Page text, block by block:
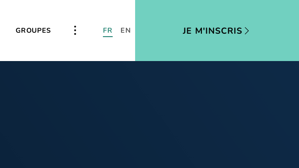
GROUPES PLUS FR EN JE M'INSCRIS